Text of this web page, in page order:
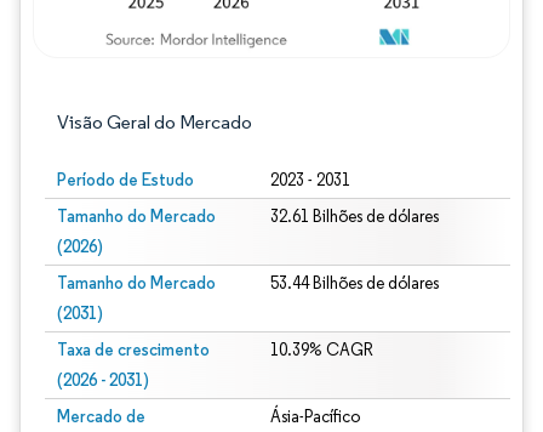
Visão Geral do Mercado
Período de Estudo 2023 - 2031
Tamanho do Mercado
(2026)
32.61 Bilhões de dólares
Tamanho do Mercado
(2031)
53.44 Bilhões de dólares
Taxa de crescimento
(2026 - 2031)
10.39% CAGR
Mercado de
Ásia-Pacífico